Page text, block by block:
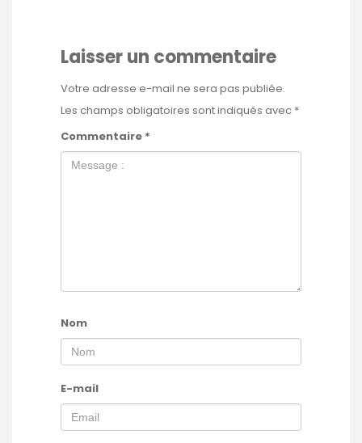
Laisser un commentaire
Votre adresse e-mail ne sera pas publiée.
Les champs obligatoires sont indiqués avec *
Commentaire *
Nom
E-mail